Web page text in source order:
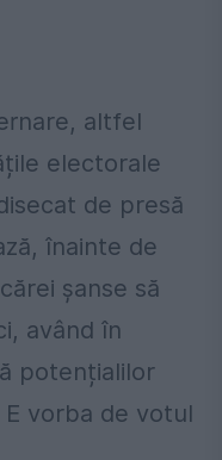
altfel
electorale
de presă
înainte de
șanse să
având în
potențialilor
vorba de votul